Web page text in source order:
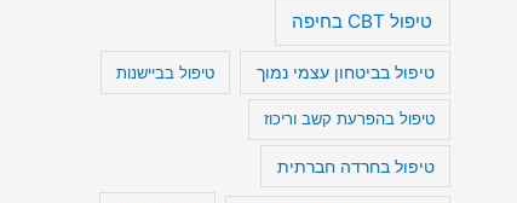
טיפול CBT בחיפה
טיפול בביטחון עצמי נמוך טיפול בביישנות
טיפול בהפרעת קשב וריכוז
טיפול בחרדה חברתית